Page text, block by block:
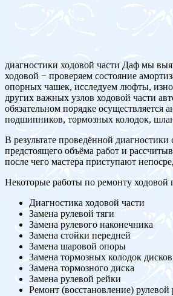
диагностики ходовой части Даф мы
ходовой − проверяем состояние
опорных чашек, исследуем люфты,
других важных узлов ходовой части
обязательном порядке осуществляется
подшипников, тормозных колодок,
В результате проведённой диагностики
предстоящего объёма работ и
после чего мастера приступают
Некоторые работы по ремонту
Диагностика ходовой части
Замена рулевой тяги
Замена рулевого наконечника
Замена стойки передней
Замена шаровой опоры
Замена тормозных колодок
Замена тормозного диска
Замена рулевой рейки
Ремонт (восстановление) рулевой